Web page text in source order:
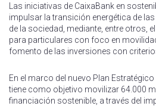
Las iniciativas de CaixaBank en
impulsar la transición energética de
de la sociedad, mediante, entre otros,
para particulares con foco en
fomento de las inversiones con
En el marco del nuevo Plan
tiene como objetivo movilizar 64.000
financiación sostenible, a través del